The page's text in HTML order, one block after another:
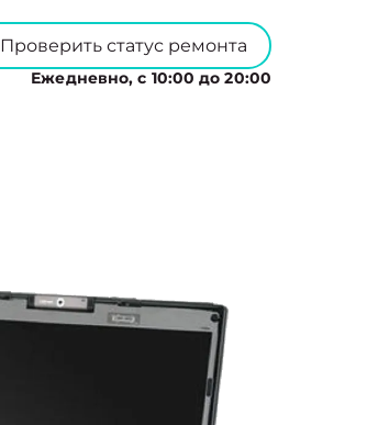
Проверить статус ремонта
Ежедневно, с 10:00 до 20:00